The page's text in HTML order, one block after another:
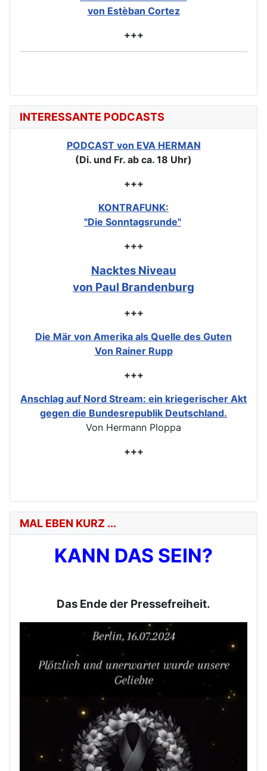
von Estèban Cortez
+++
INTERESSANTE PODCASTS
PODCAST von EVA HERMAN
(Di. und Fr. ab ca. 18 Uhr)
+++
KONTRAFUNK:
"Die Sonntagsrunde"
+++
Nacktes Niveau
von Paul Brandenburg
+++
Die Mär von Amerika als Quelle des Guten
Von Rainer Rupp
+++
Anschlag auf Nord Stream: ein kriegerischer Akt
gegen die Bundesrepublik Deutschland.
Von Hermann Ploppa
+++
MAL EBEN KURZ ...
KANN DAS SEIN?
Das Ende der Pressefreiheit.